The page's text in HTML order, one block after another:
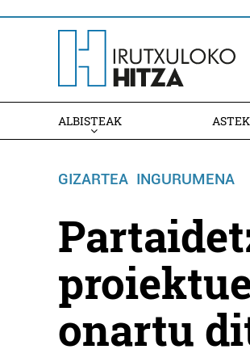
ALBISTEAK
GIZARTEA INGURUMENA
onartu